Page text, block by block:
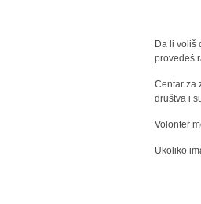
Da li voliš
provedeš
Centar za
društva i
Volonter
Ukoliko